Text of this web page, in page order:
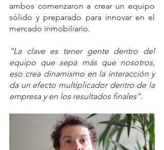
ambos comenzaron a crear un equipo
sólido y preparado para innovar en el
mercado inmobiliario.
“La clave es tener gente dentro del
equipo que sepa más que nosotros,
eso crea dinamismo en la interacción y
da un efecto multiplicador dentro de la
empresa y en los resultados finales”.